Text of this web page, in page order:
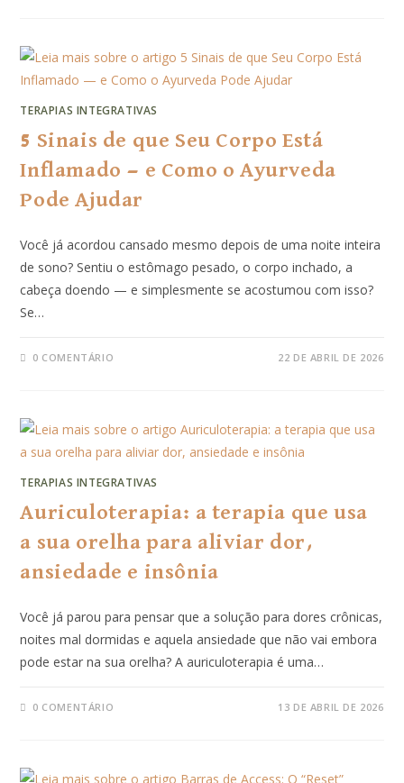
TERAPIAS INTEGRATIVAS
5 Sinais de que Seu Corpo Está
Inflamado — e Como o Ayurveda
Pode Ajudar
Você já acordou cansado mesmo depois de uma noite inteira
de sono? Sentiu o estômago pesado, o corpo inchado, a
cabeça doendo — e simplesmente se acostumou com isso?
Se…
0 COMENTÁRIO 22 DE ABRIL DE 2026
TERAPIAS INTEGRATIVAS
Auriculoterapia: a terapia que usa
a sua orelha para aliviar dor,
ansiedade e insônia
Você já parou para pensar que a solução para dores crônicas,
noites mal dormidas e aquela ansiedade que não vai embora
pode estar na sua orelha? A auriculoterapia é uma…
0 COMENTÁRIO 13 DE ABRIL DE 2026